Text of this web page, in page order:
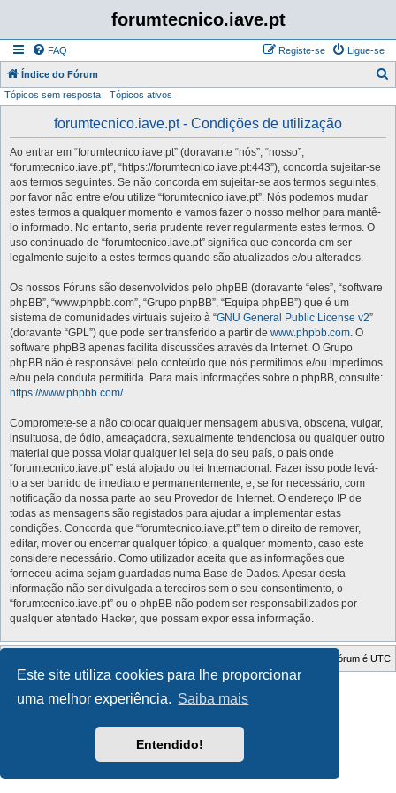
Este site utiliza cookies para lhe proporcionar
uma melhor experiência. Saiba mais
Entendido!
forumtecnico.iave.pt
FAQ Ligue-se
Registe-se
Índice do Fórum
Tópicos sem resposta Tópicos ativos
forumtecnico.iave.pt - Condições de utilização
Ao entrar em “forumtecnico.iave.pt” (doravante “nós”, “nosso”,
“forumtecnico.iave.pt”, “https://forumtecnico.iave.pt:443”), concorda sujeitar-se
aos termos seguintes. Se não concorda em sujeitar-se aos termos seguintes,
por favor não entre e/ou utilize “forumtecnico.iave.pt”. Nós podemos mudar
estes termos a qualquer momento e vamos fazer o nosso melhor para mantê-
lo informado. No entanto, seria prudente rever regularmente estes termos. O
uso continuado de “forumtecnico.iave.pt” significa que concorda em ser
legalmente sujeito a estes termos quando são atualizados e/ou alterados.
Os nossos Fóruns são desenvolvidos pelo phpBB (doravante “eles”, “software
phpBB”, “www.phpbb.com”, “Grupo phpBB”, “Equipa phpBB”) que é um
sistema de comunidades virtuais sujeito à “GNU General Public License v2”
(doravante “GPL”) que pode ser transferido a partir de www.phpbb.com. O
software phpBB apenas facilita discussões através da Internet. O Grupo
phpBB não é responsável pelo conteúdo que nós permitimos e/ou impedimos
e/ou pela conduta permitida. Para mais informações sobre o phpBB, consulte:
https://www.phpbb.com/.
Compromete-se a não colocar qualquer mensagem abusiva, obscena, vulgar,
insultuosa, de ódio, ameaçadora, sexualmente tendenciosa ou qualquer outro
material que possa violar qualquer lei seja do seu país, o país onde
“forumtecnico.iave.pt” está alojado ou lei Internacional. Fazer isso pode levá-
lo a ser banido de imediato e permanentemente, e, se for necessário, com
notificação da nossa parte ao seu Provedor de Internet. O endereço IP de
todas as mensagens são registados para ajudar a implementar estas
condições. Concorda que “forumtecnico.iave.pt” tem o direito de remover,
editar, mover ou encerrar qualquer tópico, a qualquer momento, caso este
considere necessário. Como utilizador aceita que as informações que
forneceu acima sejam guardadas numa Base de Dados. Apesar desta
informação não ser divulgada a terceiros sem o seu consentimento, o
“forumtecnico.iave.pt” ou o phpBB não podem ser responsabilizados por
qualquer atentado Hacker, que possam expor essa informação.
O Fuso Horário do Fórum é UTC
Style Developer by © GTA game
Desenvolvido porphpBB
® Forum Software © phpBB Limited
Privacidade|Termos